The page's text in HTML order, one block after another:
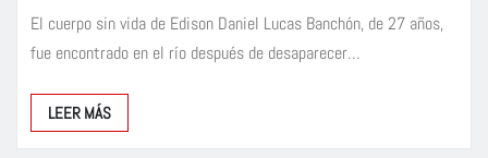
El cuerpo sin vida de Edison Daniel Lucas Banchón, de 27 años,
fue encontrado en el río después de desaparecer…
LEER MÁS